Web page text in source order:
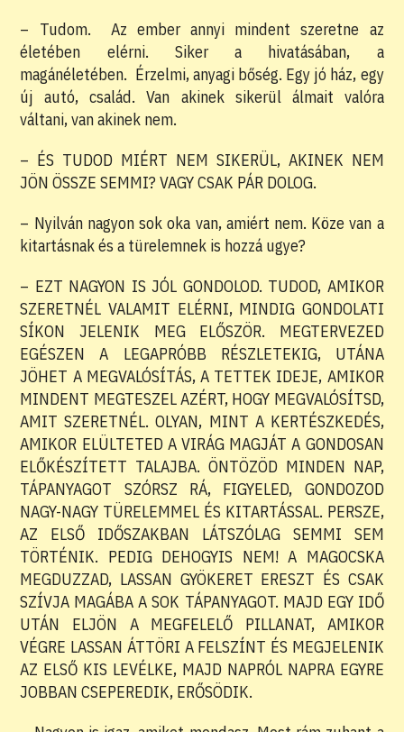
– Tudom. Az ember annyi mindent szeretne az
életében elérni. Siker a hivatásában, a
magánéletében. Érzelmi, anyagi bőség. Egy jó ház, egy
új autó, család. Van akinek sikerül álmait valóra
váltani, van akinek nem.
– ÉS TUDOD MIÉRT NEM SIKERÜL, AKINEK NEM
JÖN ÖSSZE SEMMI? VAGY CSAK PÁR DOLOG.
– Nyilván nagyon sok oka van, amiért nem. Köze van a
kitartásnak és a türelemnek is hozzá ugye?
– EZT NAGYON IS JÓL GONDOLOD. TUDOD, AMIKOR
SZERETNÉL VALAMIT ELÉRNI, MINDIG GONDOLATI
SÍKON JELENIK MEG ELŐSZÖR. MEGTERVEZED
EGÉSZEN A LEGAPRÓBB RÉSZLETEKIG, UTÁNA
JÖHET A MEGVALÓSÍTÁS, A TETTEK IDEJE, AMIKOR
MINDENT MEGTESZEL AZÉRT, HOGY MEGVALÓSÍTSD,
AMIT SZERETNÉL. OLYAN, MINT A KERTÉSZKEDÉS,
AMIKOR ELÜLTETED A VIRÁG MAGJÁT A GONDOSAN
ELŐKÉSZÍTETT TALAJBA. ÖNTÖZÖD MINDEN NAP,
TÁPANYAGOT SZÓRSZ RÁ, FIGYELED, GONDOZOD
NAGY-NAGY TÜRELEMMEL ÉS KITARTÁSSAL. PERSZE,
AZ ELSŐ IDŐSZAKBAN LÁTSZÓLAG SEMMI SEM
TÖRTÉNIK. PEDIG DEHOGYIS NEM! A MAGOCSKA
MEGDUZZAD, LASSAN GYÖKERET ERESZT ÉS CSAK
SZÍVJA MAGÁBA A SOK TÁPANYAGOT. MAJD EGY IDŐ
UTÁN ELJÖN A MEGFELELŐ PILLANAT, AMIKOR
VÉGRE LASSAN ÁTTÖRI A FELSZÍNT ÉS MEGJELENIK
AZ ELSŐ KIS LEVÉLKE, MAJD NAPRÓL NAPRA EGYRE
JOBBAN CSEPEREDIK, ERŐSÖDIK.